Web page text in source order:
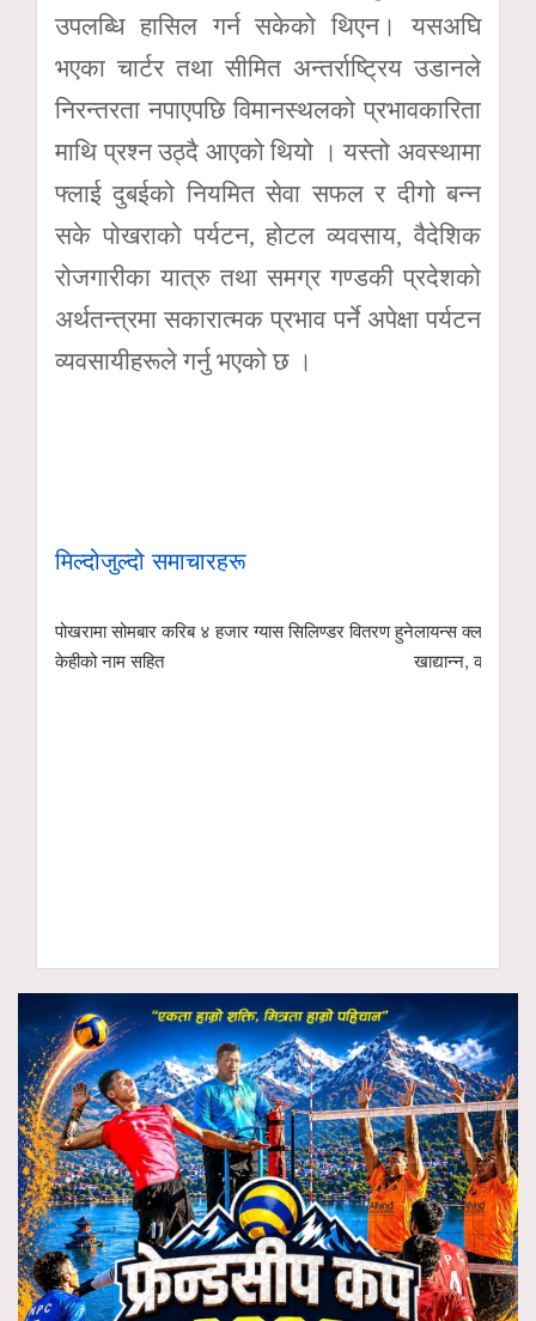
उपलब्धि हासिल गर्न सकेको थिएन। यसअघि
भएका चार्टर तथा सीमित अन्तर्राष्ट्रिय उडानले
निरन्तरता नपाएपछि विमानस्थलको प्रभावकारिता
माथि प्रश्न उठ्दै आएको थियो । यस्तो अवस्थामा
फ्लाई दुबईको नियमित सेवा सफल र दीगो बन्न
सके पोखराको पर्यटन, होटल व्यवसाय, वैदेशिक
रोजगारीका यात्रु तथा समग्र गण्डकी प्रदेशको
अर्थतन्त्रमा सकारात्मक प्रभाव पर्ने अपेक्षा पर्यटन
व्यवसायीहरूले गर्नु भएको छ ।
मिल्दोजुल्दो समाचारहरू
४ हजार ग्यास सिलिण्डर वितरण हुनेलायन्स क्लब अफ पोखरा पेन्गुइनद्वारा